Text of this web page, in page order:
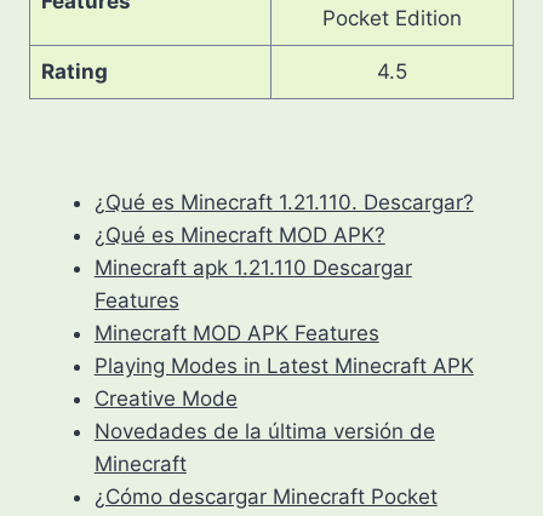
Pocket Edition
Rating 4.5
¿Qué es Minecraft 1.21.110. Descargar?
¿Qué es Minecraft MOD APK?
Minecraft apk 1.21.110 Descargar
Features
Minecraft MOD APK Features
Playing Modes in Latest Minecraft APK
Creative Mode
Novedades de la última versión de
Minecraft
¿Cómo descargar Minecraft Pocket